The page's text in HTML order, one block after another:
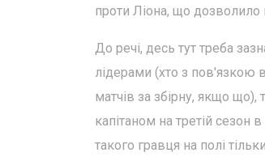
проти Ліона, що дозволило
До речі, десь тут треба
лідерами (хто з пов'язкою
матчів за збірну, якщо
капітаном на третій сезон
такого гравця на полі